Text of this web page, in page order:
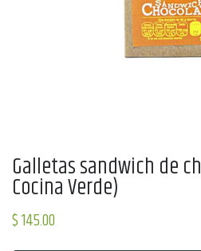
Galletas sandwich de
Cocina Verde)
$145.00